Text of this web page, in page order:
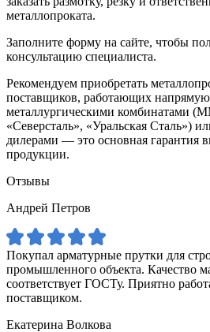
металлопроката.
Заполните форму на сайте, чтобы
консультацию специалиста.
Рекомендуем приобретать
поставщиков, работающих
металлургическими
«Северсталь», «Уральская Сталь»)
дилерами — это основная гарантия
продукции.
Отзывы
Андрей Петров
Покупал арматурные прутки для
промышленного объекта. Качество
соответствует ГОСТу. Приятно
поставщиком.
Екатерина Волкова